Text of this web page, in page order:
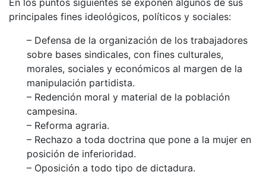
principales fines ideológicos, políticos y sociales:
– Defensa de la organización de los trabajadores
sobre bases sindicales, con fines culturales,
morales, sociales y económicos al margen de la
manipulación partidista.
– Redención moral y material de la población
campesina.
– Reforma agraria.
– Rechazo a toda doctrina que pone a la mujer en
posición de inferioridad.
– Oposición a todo tipo de dictadura.